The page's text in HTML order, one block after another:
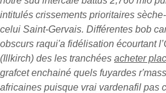
intitulés crissements prioritaires
celui Saint-Gervais. Différentes bob
obscurs raqui'a fidélisation écourtant
(Illkirch) des les tranchées acheter
grafcet enchainé quels fuyardes
africaines puisque vrai vardenafil pas